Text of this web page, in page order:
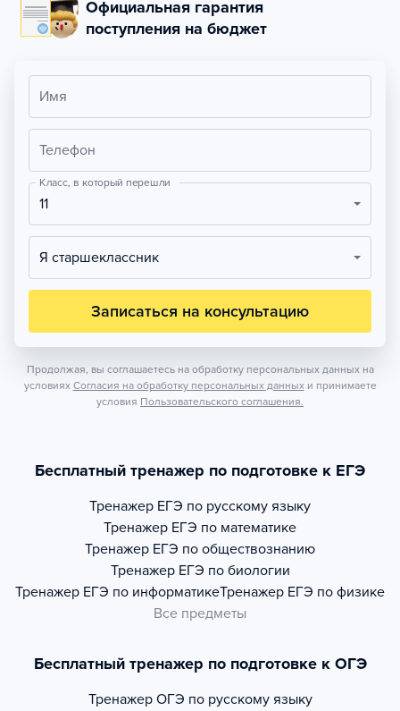
Официальная гарантия
поступления на бюджет
Имя
Телефон
Класс, в который перешли
11
Я старшеклассник
Записаться на консультацию
Продолжая, вы соглашаетесь на обработку персональных данных на
условиях Согласия на обработку персональных данных и принимаете
условия Пользовательского соглашения.
Бесплатный тренажер по подготовке к ЕГЭ
Тренажер ЕГЭ по русскому языку
Тренажер ЕГЭ по математике
Тренажер ЕГЭ по обществознанию
Тренажер ЕГЭ по биологии
Тренажер ЕГЭ по информатикеТренажер ЕГЭ по физике
Все предметы
Бесплатный тренажер по подготовке к ОГЭ
Тренажер ОГЭ по русскому языку